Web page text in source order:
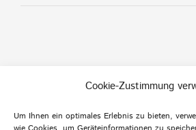
Cookie-Zustimmung
Um Ihnen ein optimales Erlebnis zu bieten,